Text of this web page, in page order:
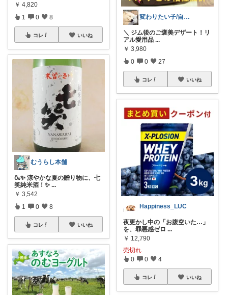
￥ 4,820
1 0 8
コレ いいね
むうらし本舗
🍶✨ 涼やかな夏の贈り物に、七
笑純米酒！✨ ...
￥ 3,542
1 0 8
コレ いいね
変わりたい子/自分で自分を幸せにする
＼ ジム後のご褒美デザート！リ
アル愛用品 ...
￥ 3,980
0 0 27
コレ いいね
Happiness_LUC
夜更かし中の「お腹空いた…」
を、罪悪感ゼロ ...
￥ 12,790
売切れ
0 0 4
コレ いいね